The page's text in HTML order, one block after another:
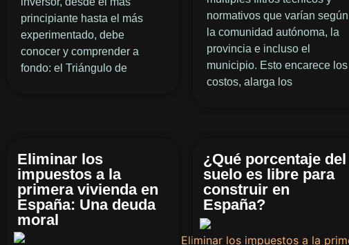
principiante hasta el más
experimentado, debe
conocer y comprender a
fondo: el Triángulo de
normativos que varían según
la comunidad autónoma, la
provincia e incluso el
municipio. Esto encarece los
costos, alarga los
Eliminar los
impuestos a la
primera vivienda en
España: Una deuda
moral
¿Qué porcentaje del
suelo es libre para
construir en
España?